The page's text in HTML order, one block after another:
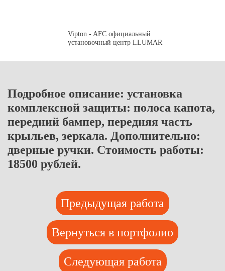
Vipton - AFC официальный
установочный центр LLUMAR
Подробное описание: установка
комплексной защиты: полоса капота,
передний бампер, передняя часть
крыльев, зеркала. Дополнительно:
дверные ручки. Стоимость работы:
18500 рублей.
Предыдущая работа
Вернуться в портфолио
Следующая работа